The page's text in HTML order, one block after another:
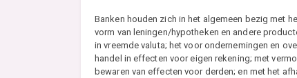
Banken houden zich in het algemeen bezig met
vorm van leningen/hypotheken en andere
in vreemde valuta; het voor ondernemingen en
handel in effecten voor eigen rekening; met
bewaren van effecten voor derden; en met het